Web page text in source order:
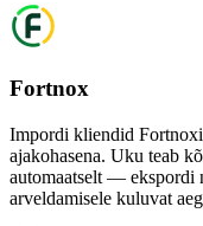
Fortnox
Impordi kliendid
ajakohasena. Uku teab
automaatselt — ekspordi
arveldamisele kuluvat